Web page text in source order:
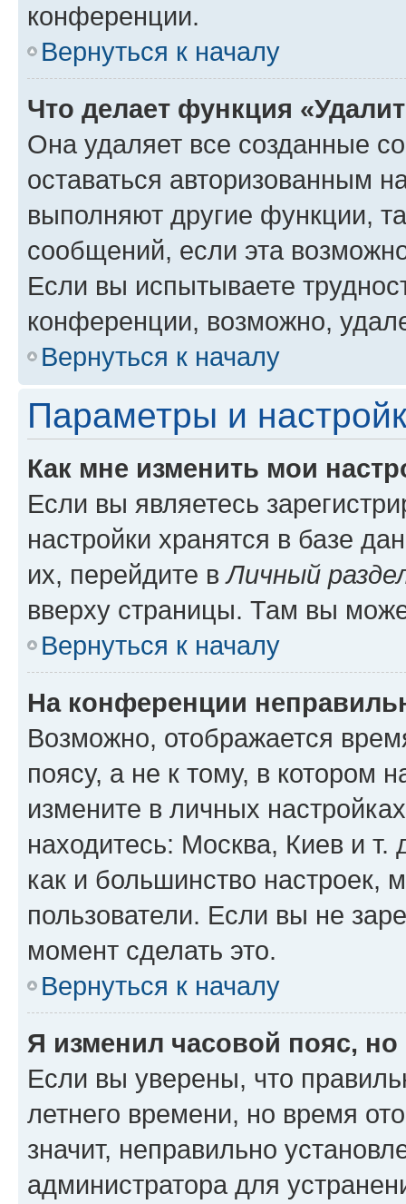
конференции.
Вернуться к началу
Что делает функция
Она удаляет все созданные
оставаться авторизованным
выполняют другие функции,
сообщений, если эта
Если вы испытываете
конференции, возможно,
Вернуться к началу
Параметры и
Как мне изменить мои
Если вы являетесь
настройки хранятся в базе
их, перейдите вЛичный
вверху страницы. Там вы
Вернуться к началу
На конференции
Возможно, отображается
поясу, а не к тому, в котором
измените в личных
находитесь: Москва, Киев и т.
как и большинство настроек,
пользователи. Если вы не
момент сделать это.
Вернуться к началу
Я изменил часовой пояс,
Если вы уверены, что
летнего времени, но время
значит, неправильно
администратора для